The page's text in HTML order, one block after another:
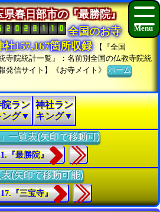
県春日部市の『最勝院』
全国のお寺
社157,167箇所収録
【『全国
寺院統計一覧』：名前別全国の仏教寺院統
発信サイト】《お寺メイト》ホーム
院ラン
ング▼
神社ラン
キング▼
一覧表(矢印で移動可)
『最勝院』
(矢印で移動可能)
17.『三宝寺』